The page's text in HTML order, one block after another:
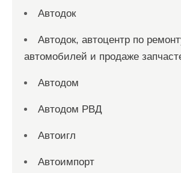
Автодок
Автодок, автоцентр по
автомобилей и продаже
Автодом
Автодом РВД
Автоигл
Автоимпорт